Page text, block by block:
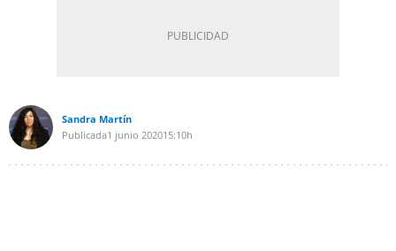
Sandra Martín
Publicada1 junio 202015:10h